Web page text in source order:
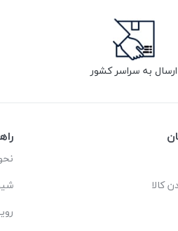
ارسال به سراسر کشور
کالا